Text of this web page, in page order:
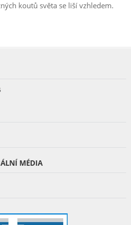
koutů světa se liší vzhledem.
MÉDIA